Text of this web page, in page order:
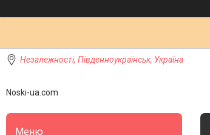
Незалежності, Південноукраїнськ, Україна
Noski-ua.com